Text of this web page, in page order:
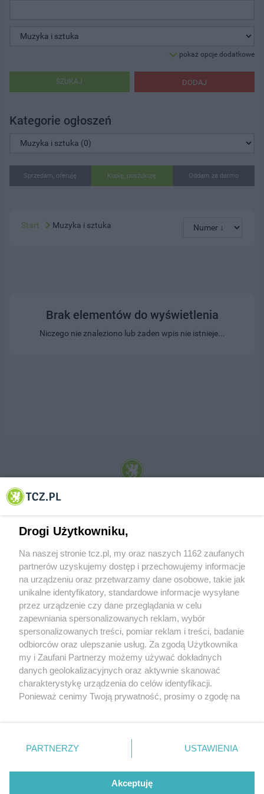
pokaż opcje dodatkowe
DODAJ
SZUKAJ
Kategorie ogłoszeń
Sprzedam, oferuję Kupię, poszukuję Oddam za darmo
Start Muzyka i sztuka
Brak elementów do wyświetlenia
Niczego nie znaleziono lub żaden wpis nie istnieje...
© 2001-2026 Tczew - TCZ.PL Sp. z o.o. Internetowy Serwis Informacyjny Miasta
O FIRMIE POLITYKA PRYWATNOŚCI HOSTING
REKLAMA WSPÓŁPRACA RSS FACEBOOK KONTAKT
Nasze serwisy
Aktualności
Tcz24
Historia miasta
Muzyka i kultura
Archiwum wydarzeń
Zdjęcia miasta
Drogi Użytkowniku,
Na naszej stronie tcz.pl, my oraz naszych 1162 zaufanych
partnerów uzyskujemy dostęp i przechowujemy informacje
na urządzeniu oraz przetwarzamy dane osobowe, takie jak
unikalne identyfikatory, standardowe informacje wysyłane
przez urządzenie czy dane przeglądania w celu
zapewniania spersonalizowanych reklam, wybór
spersonalizowanych treści, pomiar reklam i treści, badanie
odbiorców oraz ulepszanie usług. Za zgodą Użytkownika
my i Zaufani Partnerzy możemy używać dokładnych
danych geolokalizacyjnych oraz aktywnie skanować
charakterystykę urządzenia do celów identyfikacji.
Ponieważ cenimy Twoją prywatność, prosimy o zgodę na
znajdujący się w lewym dolnym rogu strony
. Niektóre
przetwarzaniu. Preferencje będą miały zastosowania tylko
PARTNERZY USTAWIENIA
Akceptuję